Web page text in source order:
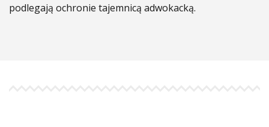
podlegają ochronie tajemnicą adwokacką.